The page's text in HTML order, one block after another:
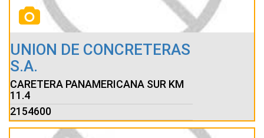
UNION DE CONCRETERAS
S.A.
CARETERA PANAMERICANA SUR KM
11.4
2154600